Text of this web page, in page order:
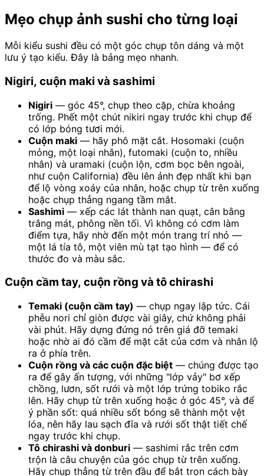
Mẹo chụp ảnh sushi cho từng loại
Mỗi kiểu sushi đều có một góc chụp tôn dáng và một
lưu ý tạo kiểu. Đây là bảng mẹo nhanh.
Nigiri, cuộn maki và sashimi
Nigiri — góc 45°, chụp theo cặp, chừa khoảng
trống. Phết một chút nikiri ngay trước khi chụp để
có lớp bóng tươi mới.
Cuộn maki — hãy phô mặt cắt. Hosomaki (cuộn
mỏng, một loại nhân), futomaki (cuộn to, nhiều
nhân) và uramaki (cuộn lộn, cơm bọc bên ngoài,
như cuộn California) đều lên ảnh đẹp nhất khi bạn
để lộ vòng xoáy của nhân, hoặc chụp từ trên xuống
hoặc chụp thẳng ngang tầm mắt.
Sashimi — xếp các lát thành nan quạt, cân bằng
trắng mát, phông nền tối. Vì không có cơm làm
điểm tựa, hãy nhờ đến một món trang trí nhỏ —
một lá tía tô, một viên mù tạt tạo hình — để có
thước đo và màu sắc.
Cuộn cầm tay, cuộn rồng và tô chirashi
Temaki (cuộn cầm tay) — chụp ngay lập tức. Cái
phễu nori chỉ giòn được vài giây, chứ không phải
vài phút. Hãy dựng đứng nó trên giá đỡ temaki
hoặc nhờ ai đó cầm để mặt cắt của cơm và nhân lộ
ra ở phía trên.
Cuộn rồng và các cuộn đặc biệt — chúng được tạo
ra để gây ấn tượng, với những "lớp vảy" bơ xếp
chồng, lươn, sốt rưới và một lớp trứng tobiko rắc
lên. Hãy chụp từ trên xuống hoặc ở góc 45°, và để
ý phần sốt: quá nhiều sốt bóng sẽ thành một vệt
lóa, nên hãy lau sạch đĩa và rưới sốt thật tiết chế
ngay trước khi chụp.
Tô chirashi và donburi — sashimi rắc trên cơm
trộn là câu chuyện của góc chụp từ trên xuống.
Hãy chụp thẳng từ trên đầu để bắt trọn cách bày